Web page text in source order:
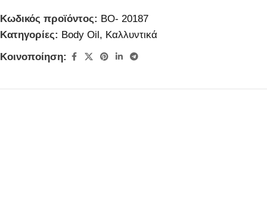
Κωδικός προϊόντος: BO- 20187
Κατηγορίες: Body Oil, Καλλυντικά
Κοινοποίηση: